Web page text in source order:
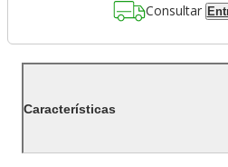
Consultar
Características